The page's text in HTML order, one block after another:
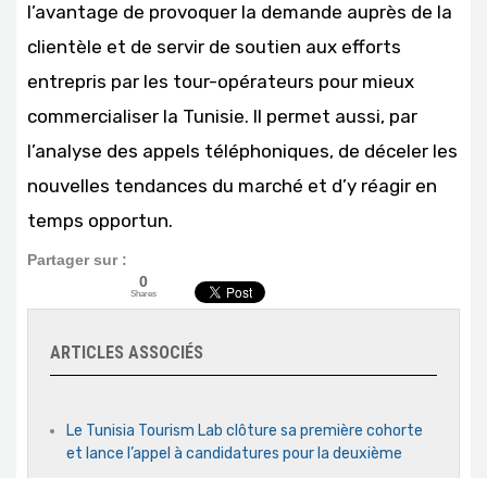
l’avantage de provoquer la demande auprès de la
clientèle et de servir de soutien aux efforts
entrepris par les tour-opérateurs pour mieux
commercialiser la Tunisie. Il permet aussi, par
l’analyse des appels téléphoniques, de déceler les
nouvelles tendances du marché et d’y réagir en
temps opportun.
Partager sur :
0
Shares
ARTICLES ASSOCIÉS
Le Tunisia Tourism Lab clôture sa première cohorte
et lance l’appel à candidatures pour la deuxième